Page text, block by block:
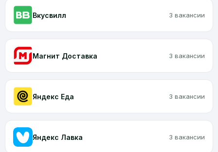
Вкусвилл 3 вакансии
Магнит Доставка 3 вакансии
Яндекс Еда 3 вакансии
Яндекс Лавка 3 вакансии